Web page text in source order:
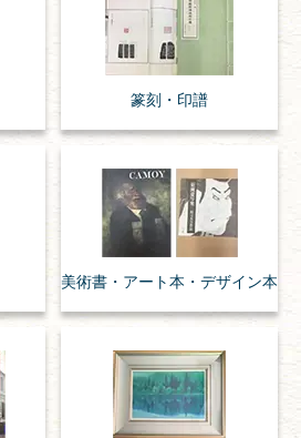
篆刻・印譜
美術書・アート本・ デザイン本